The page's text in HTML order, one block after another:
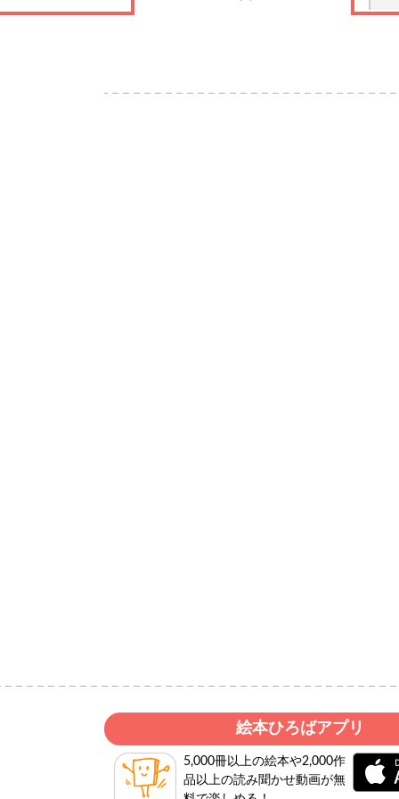
絵本ひろばアプリ
5,000冊以上の絵本や2,000作
品以上の読み聞かせ動画が無